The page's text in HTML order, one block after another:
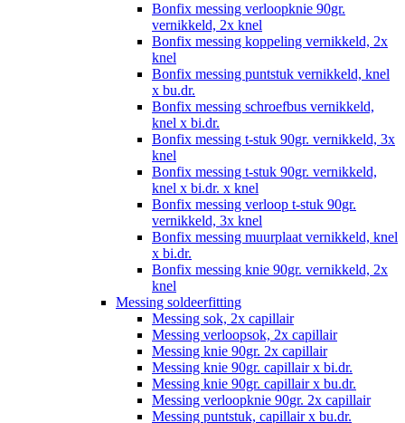
Bonfix messing verloopknie 90gr.
vernikkeld, 2x knel
Bonfix messing koppeling vernikkeld, 2x
knel
Bonfix messing puntstuk vernikkeld, knel
x bu.dr.
Bonfix messing schroefbus vernikkeld,
knel x bi.dr.
Bonfix messing t-stuk 90gr. vernikkeld, 3x
knel
Bonfix messing t-stuk 90gr. vernikkeld,
knel x bi.dr. x knel
Bonfix messing verloop t-stuk 90gr.
vernikkeld, 3x knel
Bonfix messing muurplaat vernikkeld, knel
x bi.dr.
Bonfix messing knie 90gr. vernikkeld, 2x
knel
Messing soldeerfitting
Messing sok, 2x capillair
Messing verloopsok, 2x capillair
Messing knie 90gr. 2x capillair
Messing knie 90gr. capillair x bi.dr.
Messing knie 90gr. capillair x bu.dr.
Messing verloopknie 90gr. 2x capillair
Messing puntstuk, capillair x bu.dr.